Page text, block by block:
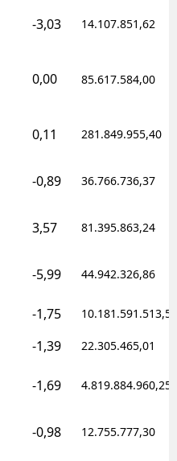
-3,03 14.107.851,62
0,00 85.617.584,00
0,11 281.849.955,40
-0,89 36.766.736,37
3,57 81.395.863,24
-5,99 44.942.326,86
-1,75 10.181.591.513,50
-1,39 22.305.465,01
-1,69 4.819.884.960,25
-0,98 12.755.777,30